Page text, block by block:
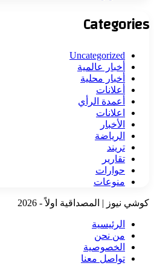
Categories
Uncategorized
أخبار عالمية
أخبار محلية
أعلانات
أعمدة الرأي
اعلانات
الأخبار
الرياضة
تريند
تقارير
حوارات
منوعات
كوشي نيوز | المصداقية اولاً - 2026
الرئيسية
من نحن
الخصوصية
تواصل معنا